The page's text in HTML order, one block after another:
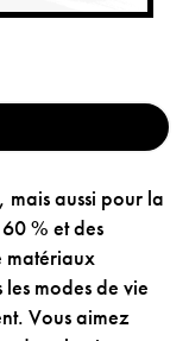
mais aussi pour la
% et des
matériaux
modes de vie
Vous aimez